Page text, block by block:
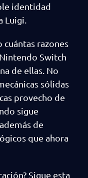
identidad
Luigi.
cuántas razones
Switch
de ellas. No
sólidas
provecho de
sigue
de
que ahora
Sigue esta